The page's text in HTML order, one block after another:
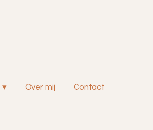
Over mij Contact